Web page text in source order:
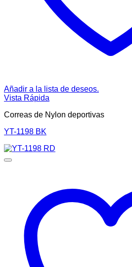
Añadir a la lista de deseos.
Vista Rápida
Correas de Nylon deportivas
YT-1198 BK